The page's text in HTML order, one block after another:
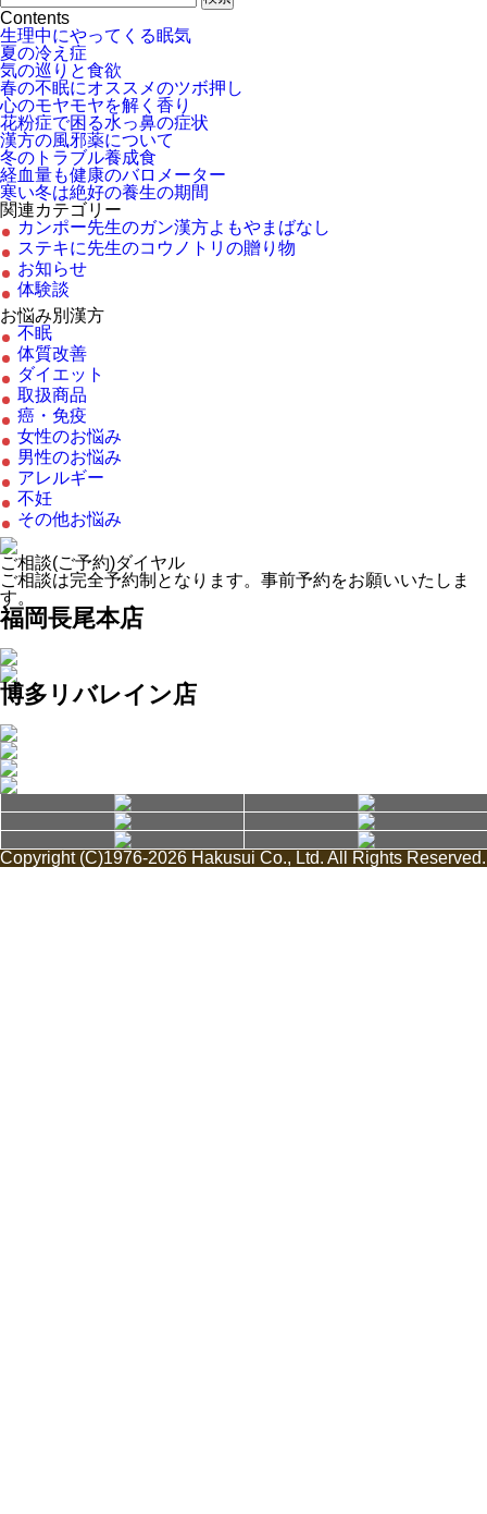
Contents
生理中にやってくる眠気
夏の冷え症
気の巡りと食欲
春の不眠にオススメのツボ押し
心のモヤモヤを解く香り
花粉症で困る水っ鼻の症状
漢方の風邪薬について
冬のトラブル養成食
経血量も健康のバロメーター
寒い冬は絶好の養生の期間
関連カテゴリー
カンポー先生のガン漢方よもやまばなし
ステキに先生のコウノトリの贈り物
お知らせ
体験談
お悩み別漢方
不眠
体質改善
ダイエット
取扱商品
癌・免疫
女性のお悩み
男性のお悩み
アレルギー
不妊
その他お悩み
ご相談(ご予約)ダイヤル
ご相談は完全予約制となります。事前予約をお願いいたしま
す。
福岡長尾本店
博多リバレイン店
Copyright (C)1976-2026 Hakusui Co., Ltd. All Rights Reserved.